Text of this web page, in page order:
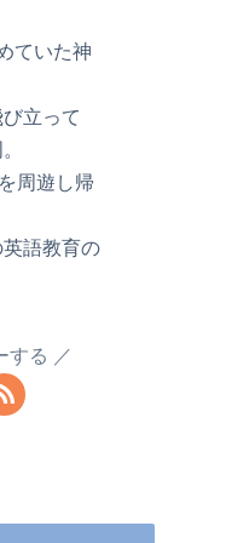
ていた神
立って
周遊し帰
語教育の
する